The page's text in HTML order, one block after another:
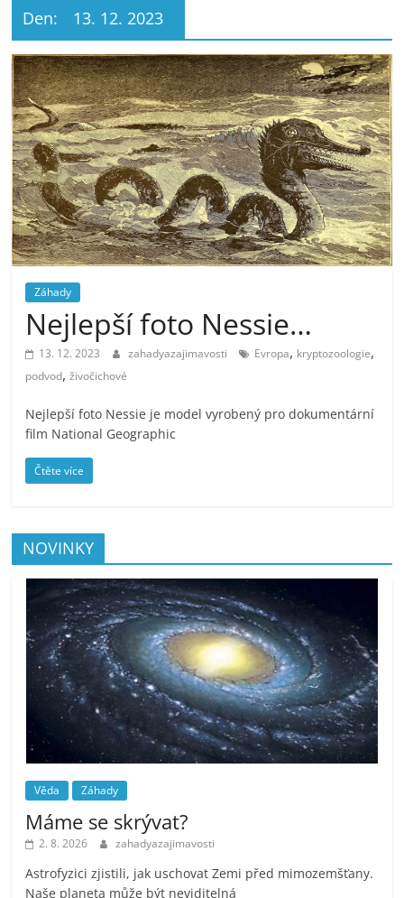
Den: 13. 12. 2023
Záhady
Nejlepší foto Nessie…
13. 12. 2023 zahadyazajimavosti Evropa, kryptozoologie,
podvod,živočichové
Nejlepší foto Nessie je model vyrobený pro dokumentární
film National Geographic
Čtěte více
NOVINKY
Věda Záhady
Máme se skrývat?
2. 8. 2026 zahadyazajimavosti
Astrofyzici zjistili, jak uschovat Zemi před mimozemšťany.
Naše planeta může být neviditelná